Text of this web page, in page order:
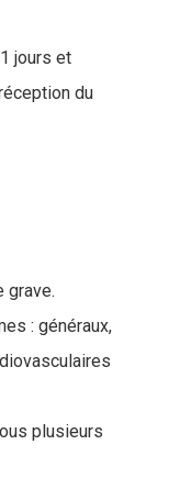
jours et
du
grave.
: généraux,
plusieurs